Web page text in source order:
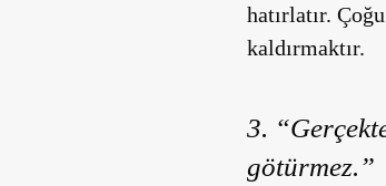
hatırlatır.
kaldırmaktır.
3.
götürmez.”